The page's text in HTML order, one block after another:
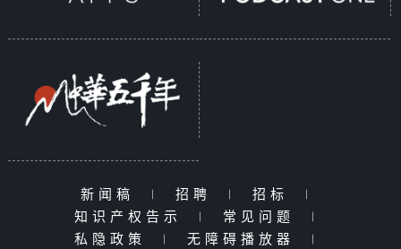
新闻稿 | 招聘 | 招标
|
知识产权告示
| 常见问题
|
私隐政策
| 无障碍播放器
|